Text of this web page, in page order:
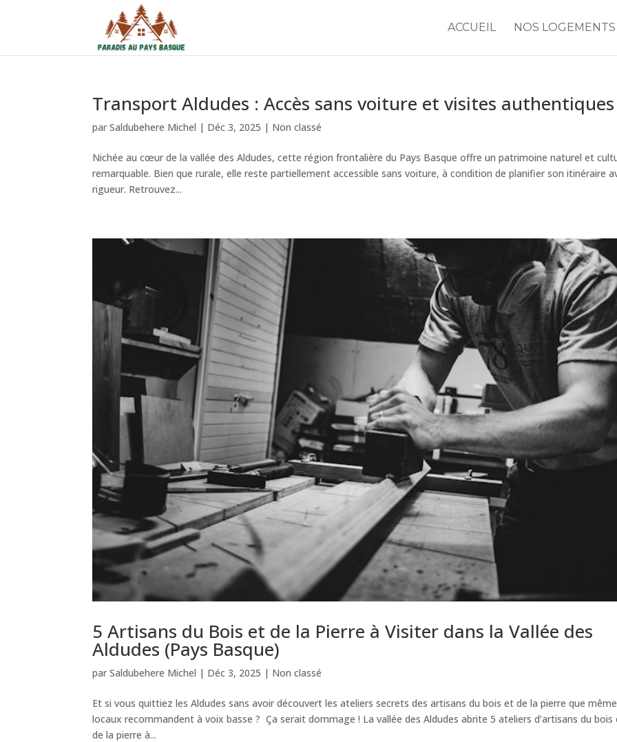
ACCUEIL NOS LOGEMENTS
Transport Aldudes : Accès sans voiture et visites authentiques
parSaldubehere Michel | Déc 3, 2025 | Non classé
Nichée au cœur de la vallée des Aldudes, cette région frontalière du Pays Basque offre un patrimoine naturel et
remarquable. Bien que rurale, elle reste partiellement accessible sans voiture, à condition de planifier son itinéraire
rigueur. Retrouvez...
5 Artisans du Bois et de la Pierre à Visiter dans la Vallée des
Aldudes (Pays Basque)
parSaldubehere Michel | Déc 3, 2025 | Non classé
Et si vous quittiez les Aldudes sans avoir découvert les ateliers secrets des artisans du bois et de la pierre que
locaux recommandent à voix basse ? Ça serait dommage ! La vallée des Aldudes abrite 5 ateliers d’artisans du bois
de la pierre à...